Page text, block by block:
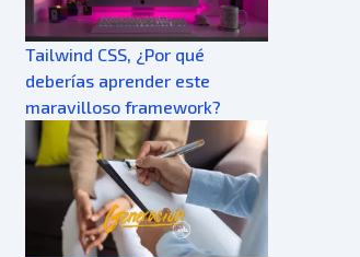
Tailwind CSS, ¿Por qué
deberías aprender este
maravilloso framework?